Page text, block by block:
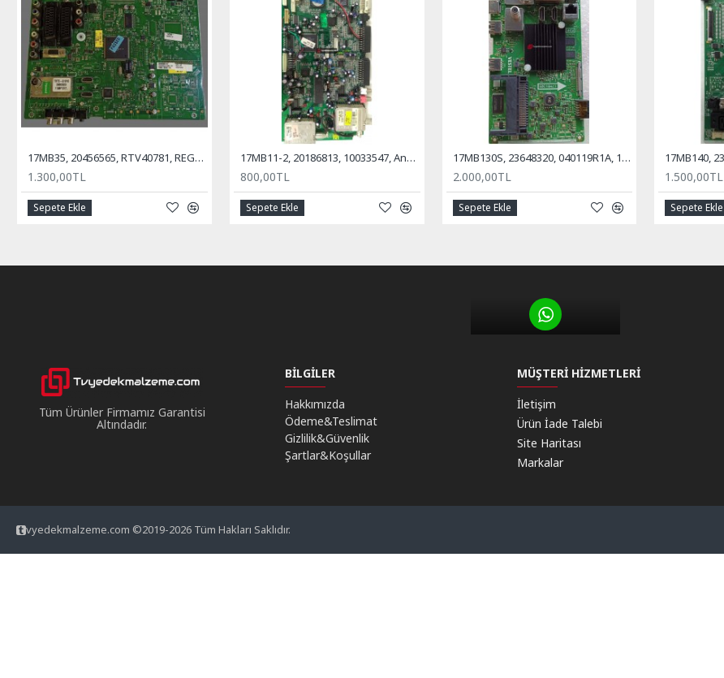
17MB35, 20456565, RTV40781, REGAL, VESTEL, ANA KART, MAİN BOARD
1.300,00TL
Sepete Ekle
17MB11-2, 20186813, 10033547, Anakart, Main Board, VESTEL, Millenium, 32''
800,00TL
Sepete Ekle
17MB130S, 23648320, 040119R1A, 10128580, VESTEL 50U9400, Anakart, Mainboard
2.000,00TL
Sepete Ekle
1.500,00TL
Sepete Ekle
Tüm Ürünler Firmamız Garantisi
Altındadır.
BILGILER
Hakkımızda
Ödeme&Teslimat
Gizlilik&Güvenlik
Şartlar&Koşullar
MÜŞTERI HIZMETLERI
İletişim
Ürün İade Talebi
Site Haritası
Markalar
vyedekmalzeme.com ©2019-2026 Tüm Hakları Saklıdır.